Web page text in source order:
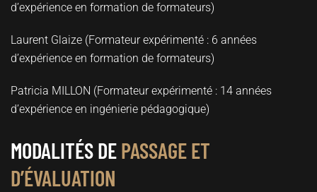
d’expérience en formation de formateurs)
Laurent Glaize (Formateur expérimenté : 6 années
d’expérience en formation de formateurs)
Patricia MILLON (Formateur expérimenté : 14 années
d’expérience en ingénierie pédagogique)
MODALITÉS DEPASSAGE ET
D’ÉVALUATION